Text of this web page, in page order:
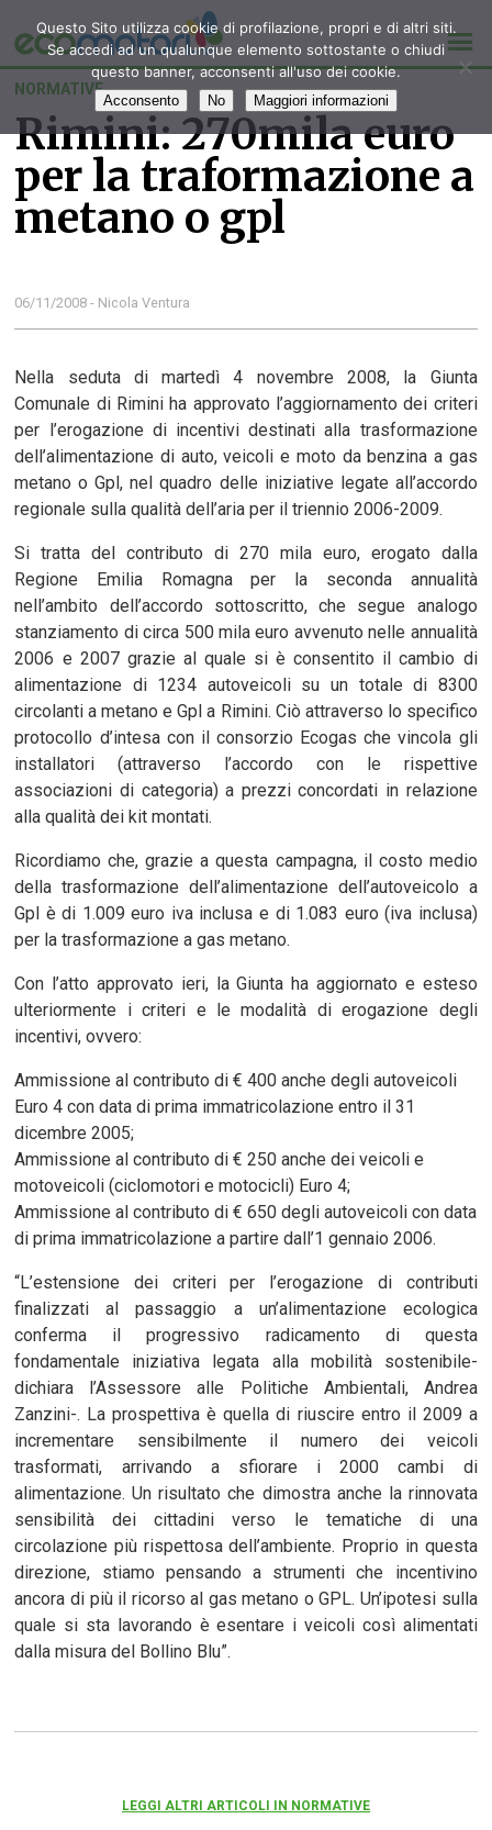
NORMATIVE
Rimini: 270mila euro
per la traformazione a
metano o gpl
06/11/2008 - Nicola Ventura
Nella seduta di martedì 4 novembre 2008, la Giunta
Comunale di Rimini ha approvato l’aggiornamento dei criteri
per l’erogazione di incentivi destinati alla trasformazione
dell’alimentazione di auto, veicoli e moto da benzina a gas
metano o Gpl, nel quadro delle iniziative legate all’accordo
regionale sulla qualità dell’aria per il triennio 2006-2009.
Si tratta del contributo di 270 mila euro, erogato dalla
Regione Emilia Romagna per la seconda annualità
nell’ambito dell’accordo sottoscritto, che segue analogo
stanziamento di circa 500 mila euro avvenuto nelle annualità
2006 e 2007 grazie al quale si è consentito il cambio di
alimentazione di 1234 autoveicoli su un totale di 8300
circolanti a metano e Gpl a Rimini. Ciò attraverso lo specifico
protocollo d’intesa con il consorzio Ecogas che vincola gli
installatori (attraverso l’accordo con le rispettive
associazioni di categoria) a prezzi concordati in relazione
alla qualità dei kit montati.
Ricordiamo che, grazie a questa campagna, il costo medio
della trasformazione dell’alimentazione dell’autoveicolo a
Gpl è di 1.009 euro iva inclusa e di 1.083 euro (iva inclusa)
per la trasformazione a gas metano.
Con l’atto approvato ieri, la Giunta ha aggiornato e esteso
ulteriormente i criteri e le modalità di erogazione degli
incentivi, ovvero:
Ammissione al contributo di € 400 anche degli autoveicoli
Euro 4 con data di prima immatricolazione entro il 31
dicembre 2005;
Ammissione al contributo di € 250 anche dei veicoli e
motoveicoli (ciclomotori e motocicli) Euro 4;
Ammissione al contributo di € 650 degli autoveicoli con data
di prima immatricolazione a partire dall’1 gennaio 2006.
“L’estensione dei criteri per l’erogazione di contributi
finalizzati al passaggio a un’alimentazione ecologica
conferma il progressivo radicamento di questa
fondamentale iniziativa legata alla mobilità sostenibile-
dichiara l’Assessore alle Politiche Ambientali, Andrea
Zanzini-. La prospettiva è quella di riuscire entro il 2009 a
incrementare sensibilmente il numero dei veicoli
trasformati, arrivando a sfiorare i 2000 cambi di
alimentazione. Un risultato che dimostra anche la rinnovata
sensibilità dei cittadini verso le tematiche di una
circolazione più rispettosa dell’ambiente. Proprio in questa
direzione, stiamo pensando a strumenti che incentivino
ancora di più il ricorso al gas metano o GPL. Un’ipotesi sulla
quale si sta lavorando è esentare i veicoli così alimentati
dalla misura del Bollino Blu”.
LEGGI ALTRI ARTICOLI IN NORMATIVE
Questo Sito utilizza cookie di profilazione, propri e di altri siti.
Se accedi ad un qualunque elemento sottostante o chiudi
questo banner, acconsenti all'uso dei cookie.
Acconsento No Maggiori informazioni